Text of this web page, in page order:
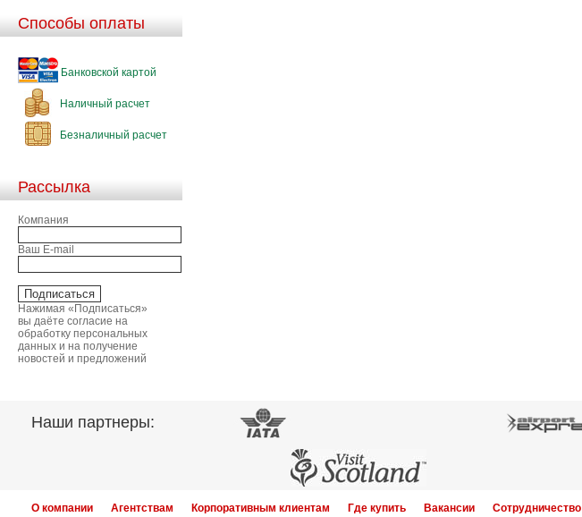
Способы оплаты
Банковской картой
Наличный расчет
Безналичный расчет
Рассылка
Компания
Ваш E-mail
Нажимая «Подписаться»
вы даёте согласие на
обработку персональных
данных и на получение
новостей и предложений
Наши партнеры:
О компании Агентствам Корпоративным клиентам Где купить Вакансии Сотрудничество